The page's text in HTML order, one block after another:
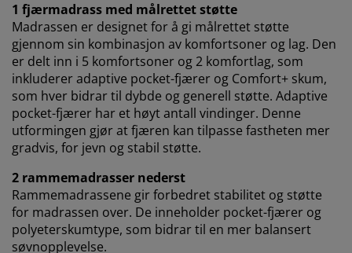
1 fjærmadrass med målrettet støtte
Madrassen er designet for å gi målrettet støtte
gjennom sin kombinasjon av komfortsoner og lag. Den
er delt inn i 5 komfortsoner og 2 komfortlag, som
inkluderer adaptive pocket-fjærer og Comfort+ skum,
som hver bidrar til dybde og generell støtte. Adaptive
pocket-fjærer har et høyt antall vindinger. Denne
utformingen gjør at fjæren kan tilpasse fastheten mer
gradvis, for jevn og stabil støtte.
2 rammemadrasser nederst
Rammemadrassene gir forbedret stabilitet og støtte
for madrassen over. De inneholder pocket-fjærer og
polyeterskumtype, som bidrar til en mer balansert
søvnopplevelse.